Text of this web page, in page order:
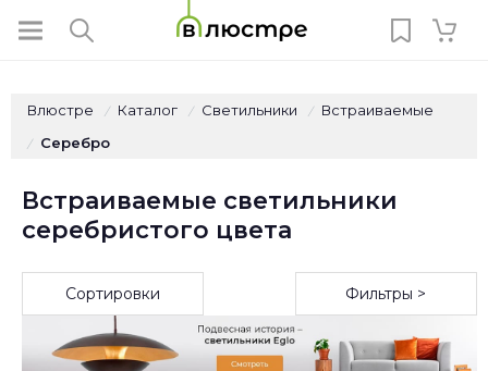
Влюстре / Каталог / Светильники / Встраиваемые
/ Серебро
Встраиваемые светильники
серебристого цвета
Сортировки Фильтры >